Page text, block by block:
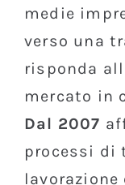
medie
verso una
risponda
mercato in
Dal 2007
processi di